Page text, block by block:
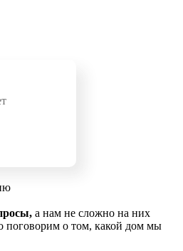
а нам не сложно на них
поговорим о том, какой дом мы